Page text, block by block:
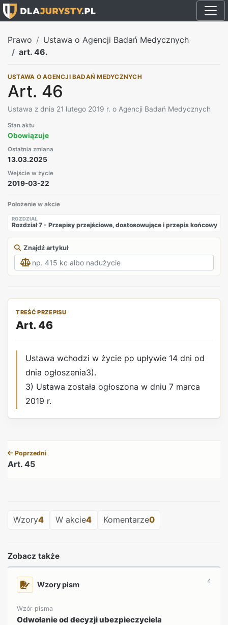
Prawo
Ustawa o Agencji Badań Medycznych
art. 46.
USTAWA O AGENCJI BADAŃ MEDYCZNYCH
Art. 46
Ustawa z dnia 21 lutego 2019 r. o Agencji Badań Medycznych
Stan aktu
Obowiązuje
Ostatnia zmiana
13.03.2025
Wejście w życie
2019-03-22
Położenie w akcie
ROZDZIAŁ
Rozdział 7 - Przepisy przejściowe, dostosowujące i przepis końcowy
Znajdź artykuł
TREŚĆ PRZEPISU
Art. 46
Ustawa wchodzi w życie po upływie 14 dni od
dnia ogłoszenia3).
3) Ustawa została ogłoszona w dniu 7 marca
2019 r.
Poprzedni
Art. 45
Wzory4 W akcie4 Komentarze0
Zobacz także
Wzory pism 4
Wzór pisma
Odwołanie od decyzji ubezpieczyciela